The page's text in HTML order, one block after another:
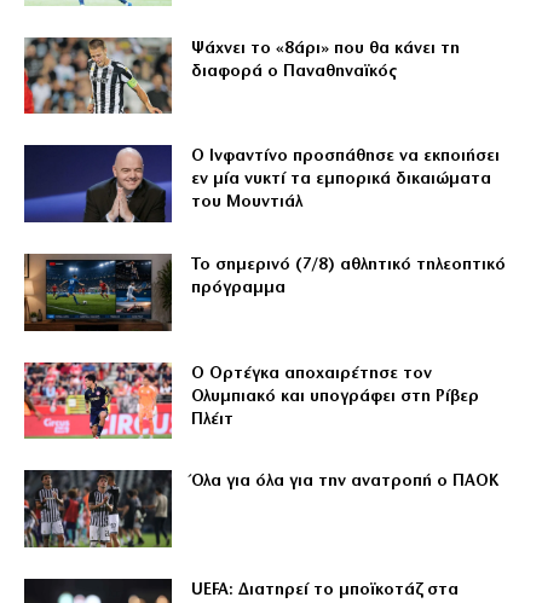
Ψάχνει το «8άρι» που θα κάνει τη
διαφορά ο Παναθηναϊκός
Ο Ινφαντίνο προσπάθησε να εκποιήσει
εν μία νυκτί τα εμπορικά δικαιώματα
του Μουντιάλ
Το σημερινό (7/8) αθλητικό τηλεοπτικό
πρόγραμμα
Ο Ορτέγκα αποχαιρέτησε τον
Ολυμπιακό και υπογράφει στη Ρίβερ
Πλέιτ
Όλα για όλα για την ανατροπή ο ΠΑΟΚ
UEFA: Διατηρεί το μποϊκοτάζ στα